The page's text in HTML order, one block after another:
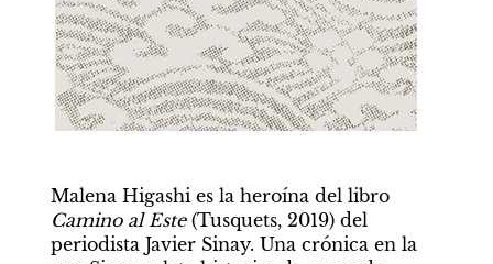
Malena Higashi es la heroína del libro
Camino al Este (Tusquets, 2019) del
periodista Javier Sinay. Una crónica en la